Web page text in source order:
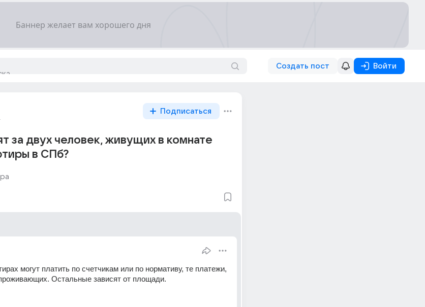
Создать пост Войти
Подписаться
за двух человек, живущих в комнате
в СПб?
могут платить по счетчикам или по нормативу, те платежи,
Остальные зависят от площади.